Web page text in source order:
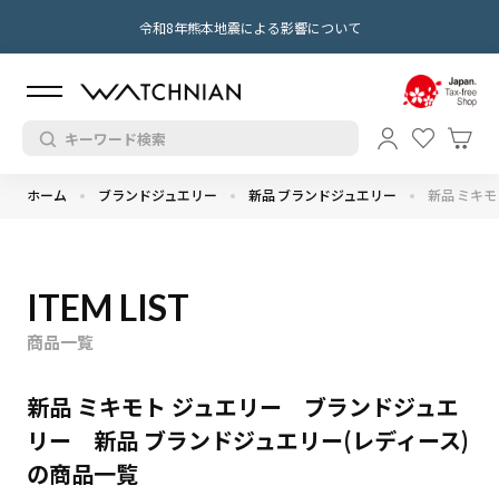
令和8年熊本地震による影響について
ホーム ブランドジュエリー 新品 ブランドジュエリー 新品 ミキ
ITEM LIST
商品一覧
新品 ミキモト ジュエリー ブランドジュエ
リー 新品 ブランドジュエリー(レディース)
の商品一覧